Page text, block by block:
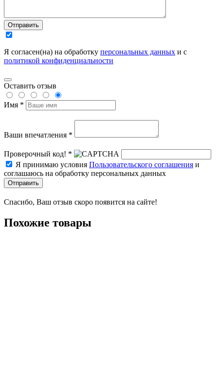
Отправить
Я согласен(на) на обработку персональных данных и с
политикой конфиденциальности
Оставить отзыв
Имя *
Ваши впечатления *
Проверочный код! *
Я принимаю условия Пользовательского соглашения и
соглашаюсь на обработку персональных данных
Отправить
Спасибо, Ваш отзыв скоро появится на сайте!
Похожие товары